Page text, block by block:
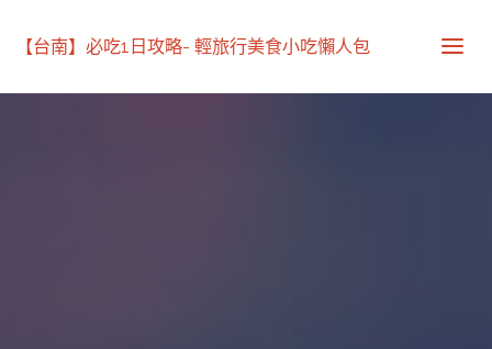
【台南】必吃1日攻略- 輕旅行美食小吃懶人包